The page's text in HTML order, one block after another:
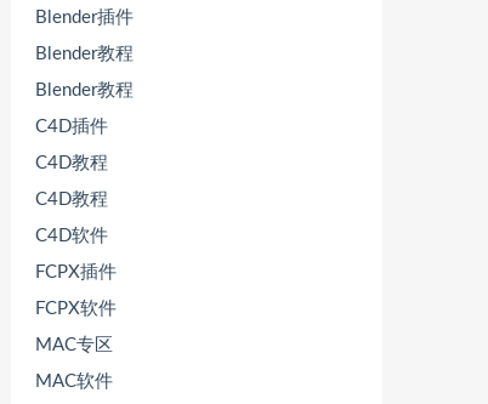
Blender插件
Blender教程
Blender教程
C4D插件
C4D教程
C4D教程
C4D软件
FCPX插件
FCPX软件
MAC专区
MAC软件